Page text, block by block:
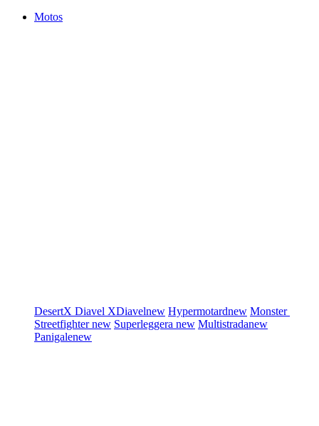
Motos
DesertX Diavel XDiavelnew Hypermotardnew Monster
Streetfighternew Superleggera new Multistradanew
Panigalenew